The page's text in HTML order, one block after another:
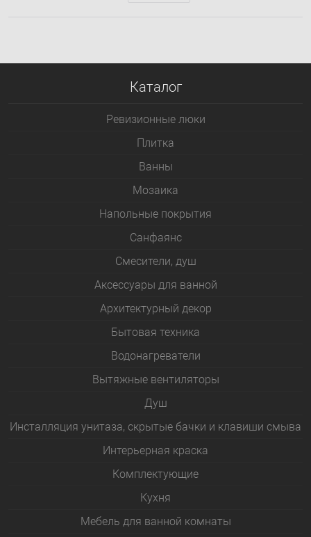
Каталог
Ревизионные люки
Плитка
Bанны
Мозаика
Напольные покрытия
Санфаянс
Смесители, душ
Аксессуары для ванной
Архитектурный декор
Бытовая техника
Водонагреватели
Вытяжные вентиляторы
Душ
Инсталляция унитаза, скрытые бачки и клавиши смыва
Интерьерная краска
Комплектующие
Кухня
Мебель для ванной комнаты